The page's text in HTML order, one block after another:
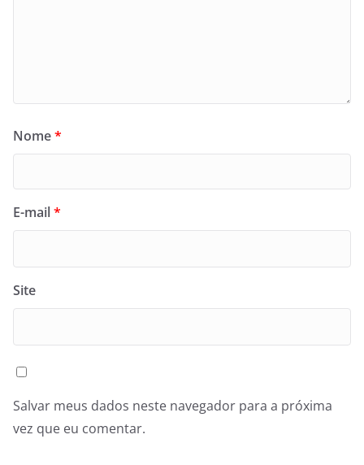
Nome*
E-mail*
Site
Salvar meus dados neste navegador para a próxima
vez que eu comentar.